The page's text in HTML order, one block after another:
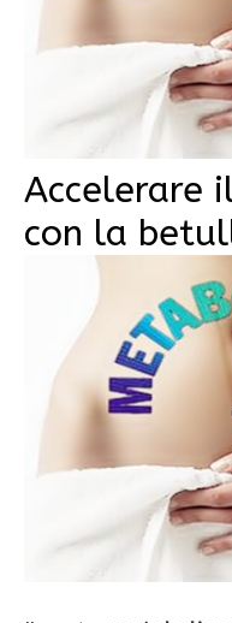
Accelerare
con la